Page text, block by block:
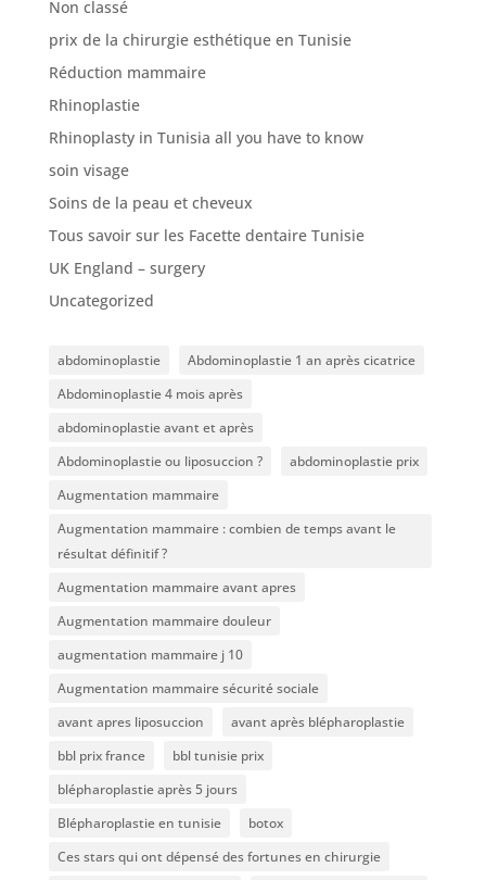
Non classé
prix de la chirurgie esthétique en Tunisie
Réduction mammaire
Rhinoplastie
Rhinoplasty in Tunisia all you have to know
soin visage
Soins de la peau et cheveux
Tous savoir sur les Facette dentaire Tunisie
UK England – surgery
Uncategorized
abdominoplastie
Abdominoplastie 1 an après cicatrice
Abdominoplastie 4 mois après
abdominoplastie avant et après
Abdominoplastie ou liposuccion ?
abdominoplastie prix
Augmentation mammaire
Augmentation mammaire : combien de temps avant le
résultat définitif ?
Augmentation mammaire avant apres
Augmentation mammaire douleur
augmentation mammaire j 10
Augmentation mammaire sécurité sociale
avant apres liposuccion
avant après blépharoplastie
bbl prix france
bbl tunisie prix
blépharoplastie après 5 jours
Blépharoplastie en tunisie
botox
Ces stars qui ont dépensé des fortunes en chirurgie